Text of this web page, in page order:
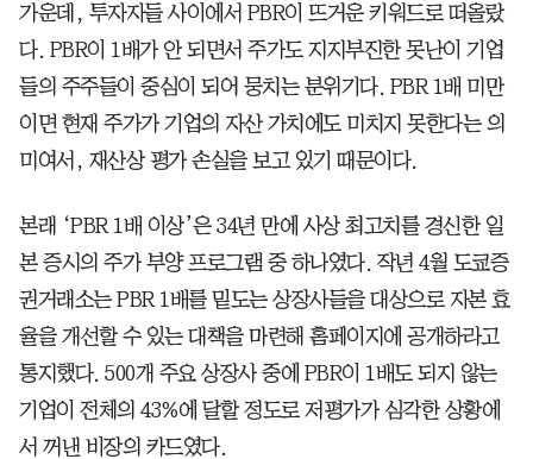
가운데, 투자자들 사이에서 PBR이 뜨거운 키워드로 떠올랐
다. PBR이 1배가 안 되면서 주가도 지지부진한 못난이 기업
들의 주주들이 중심이 되어 뭉치는 분위기다. PBR 1배 미만
이면 현재 주가가 기업의 자산 가치에도 미치지 못한다는 의
미여서, 재산상 평가 손실을 보고 있기 때문이다.
본래 ‘PBR 1배 이상’은 34년 만에 사상 최고치를 경신한 일
본 증시의 주가 부양 프로그램 중 하나였다. 작년 4월 도쿄증
권거래소는 PBR 1배를 밑도는 상장사들을 대상으로 자본 효
율을 개선할 수 있는 대책을 마련해 홈페이지에 공개하라고
통지했다. 500개 주요 상장사 중에 PBR이 1배도 되지 않는
기업이 전체의 43%에 달할 정도로 저평가가 심각한 상황에
서 꺼낸 비장의 카드였다.